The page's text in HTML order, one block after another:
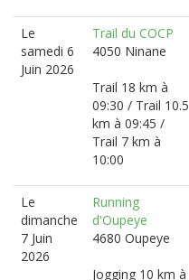
Le
samedi 6
Juin 2026
Trail du COCP
4050 Ninane
Trail 18 km à
09:30 / Trail 10.5
km à 09:45 /
Trail 7 km à
10:00
Le
dimanche
7 Juin
2026
Running
d'Oupeye
4680 Oupeye
Jogging 10 km à